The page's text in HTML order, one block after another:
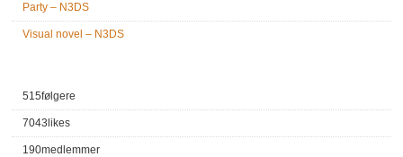
Party – N3DS
Visual novel – N3DS
515følgere
7043 likes
190medlemmer